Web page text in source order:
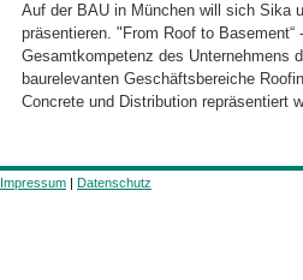
Auf der BAU in München will sich Sika
präsentieren. "From Roof to
Gesamtkompetenz des Unternehmens
baurelevanten Geschäftsbereiche
Concrete und Distribution repräsentiert
Impressum | Datenschutz